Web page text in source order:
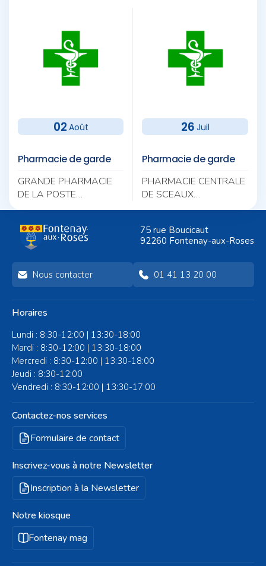
02 Août
Pharmacie de garde
GRANDE PHARMACIE
DE LA POSTE
11 AV DE PARIS 92320
01 46 56 92 24
26 Juil
Pharmacie de garde
PHARMACIE CENTRALE
DE SCEAUX
106 RUE HOUDAN
01 46 61 00 62
75 rue Boucicaut
92260 Fontenay-aux-Roses
Nous contacter 01 41 13 20 00
Horaires
Lundi : 8:30-12:00 | 13:30-18:00
Mardi : 8:30-12:00 | 13:30-18:00
Mercredi : 8:30-12:00 | 13:30-18:00
Jeudi : 8:30-12:00
Vendredi : 8:30-12:00 | 13:30-17:00
Contactez-nos services
Formulaire de contact
Inscrivez-vous à notre Newsletter
Inscription à la Newsletter
Notre kiosque
Fontenay mag